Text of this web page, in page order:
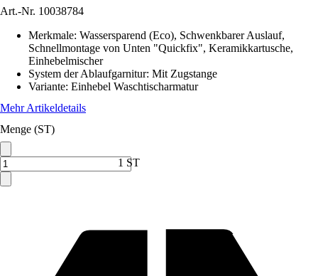
Art.-Nr. 10038784
Merkmale: Wassersparend (Eco), Schwenkbarer Auslauf,
Schnellmontage von Unten "Quickfix", Keramikkartusche,
Einhebelmischer
System der Ablaufgarnitur: Mit Zugstange
Variante: Einhebel Waschtischarmatur
Mehr Artikeldetails
Menge (ST)
1 ST